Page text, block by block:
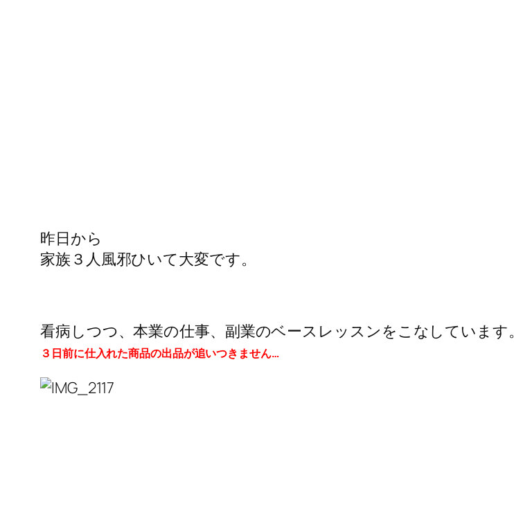
昨日から
家族３人風邪ひいて大変です。
看病しつつ、本業の仕事、副業のベースレッスンをこなしています。
３日前に仕入れた商品の出品が追いつきません…